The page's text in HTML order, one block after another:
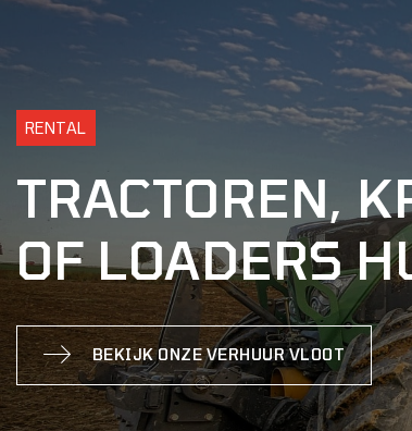
RENTAL
TRACTOREN,
OF LOADERS
BEKIJK ONZE VERHUUR VLOOT